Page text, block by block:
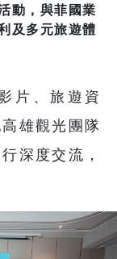
動，與菲國業
及多元旅遊體
片、旅遊資
雄觀光團隊
深度交流，